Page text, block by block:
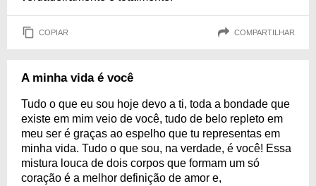
COPIAR COMPARTILHAR
A minha vida é você
Tudo o que eu sou hoje devo a ti, toda a bondade que
existe em mim veio de você, tudo de belo repleto em
meu ser é graças ao espelho que tu representas em
minha vida. Tudo o que sou, na verdade, é você! Essa
mistura louca de dois corpos que formam um só
coração é a melhor definição de amor e,